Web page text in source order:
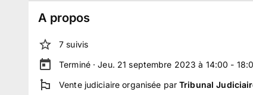
A propos
7 suivis
Terminé ·Jeu. 21 septembre 2023 à 14:00 -
Vente judiciaire organisée parTribunal